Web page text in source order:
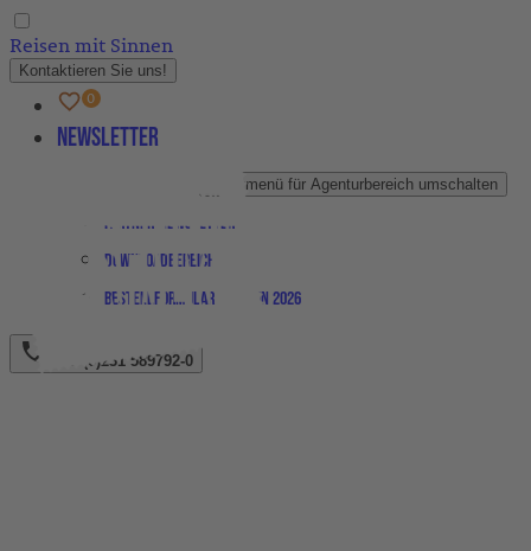
Reisen mit Sinnen
Kontaktieren Sie uns!
Newsletter
Untermenü für Agenturbereich umschalten
Downloadbereich
Bestellformular Magazin 2026
+49 (0)231 589792-0